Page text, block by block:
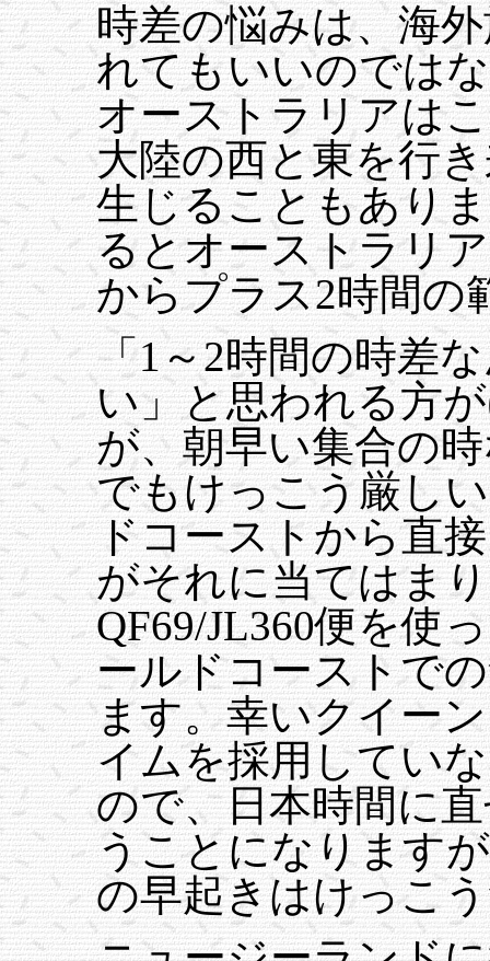
時差の悩みは、海
れてもいいのでは
オーストラリアは
大陸の西と東を行
生じることもあり
るとオーストラリ
からプラス2時間の
「1～2時間の時差
い」と思われる方
が、朝早い集合の
でもけっこう厳し
ドコーストから直
がそれに当てはま
QF69/JL360便を使
ールドコーストで
ます。幸いクイー
イムを採用してい
ので、日本時間に
うことになります
の早起きはけっこ